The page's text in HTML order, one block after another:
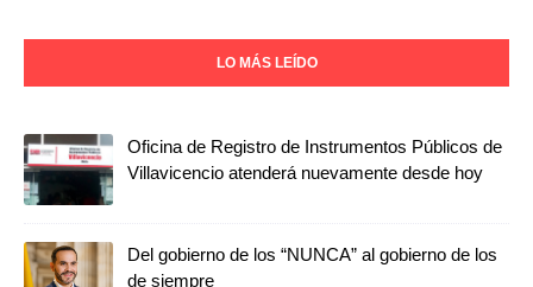
LO MÁS LEÍDO
Oficina de Registro de Instrumentos Públicos de
Villavicencio atenderá nuevamente desde hoy
Del gobierno de los “NUNCA” al gobierno de los
de siempre